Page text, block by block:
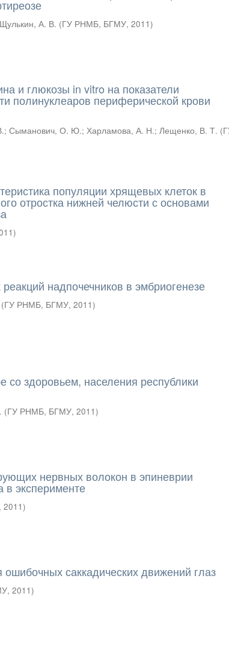
Щулькин, А. В. (ГУ РНМБ, БГМУ,2011)
и глюкозы in vitro на показатели
полинуклеаров периферической крови
;Сыманович, О. Ю.;Харламова, А. Н.;Лещенко, В. Т. (
популяции хрящевых клеток в
отростка нижней челюсти с основами
)
надпочечников в эмбриогенезе
(ГУ РНМБ, БГМУ,2011)
со здоровьем, населения республики
(ГУ РНМБ, БГМУ,2011)
нервных волокон в эпиневрии
в эксперименте
,2011)
саккадических движений глаз
,2011)